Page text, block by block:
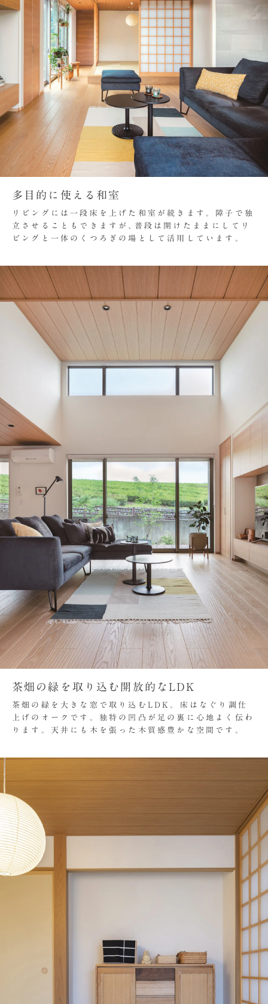
多目的に使える和室
リビングには一段床を上げた和室が続きます。障子で独
立させることもできますが､普段は開けたままにしてリ
ビングと一体のくつろぎの場として活用しています。
茶畑の緑を取り込む開放的なLDK
茶畑の緑を大きな窓で取り込むLDK。床はなぐり調仕
上げのオークです。独特の凹凸が足の裏に心地よく伝わ
ります。天井にも木を張った木質感豊かな空間です。